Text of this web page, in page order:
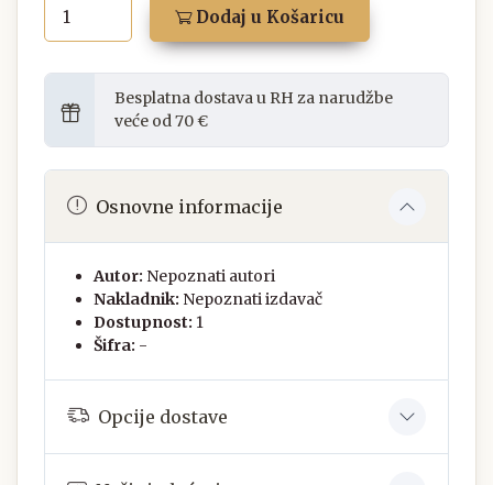
Dodaj u Košaricu
Besplatna dostava u RH za narudžbe
veće od 70 €
Osnovne informacije
Autor: Nepoznati autori
Nakladnik: Nepoznati izdavač
Dostupnost: 1
Šifra: -
Opcije dostave